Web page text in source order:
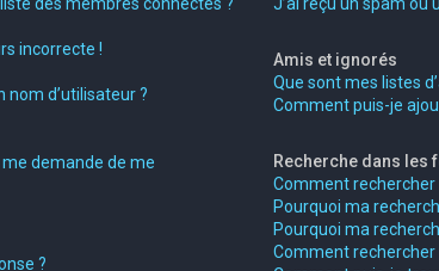
incorrecte !
d’utilisateur ?
demande de me
?
Amis et ignorés
Que sont mes listes
Comment puis-je
Recherche dans les
Comment rechercher
Pourquoi ma
Pourquoi ma
Comment rechercher